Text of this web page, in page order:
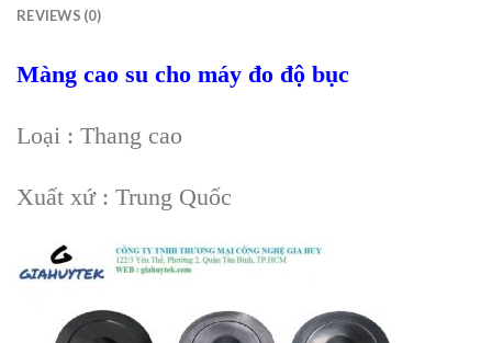
REVIEWS (0)
Màng cao su cho máy đo độ bục
Loại : Thang cao
Xuất xứ : Trung Quốc